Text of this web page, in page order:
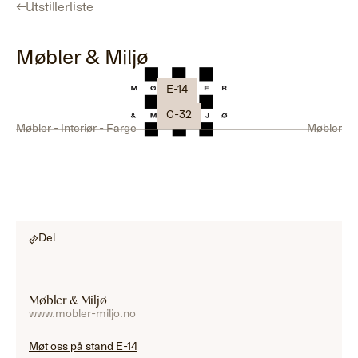
←Utstillerliste
Møbler & Miljø
E-14
C-32
Møbler - Interiør - Farge
Møbler
Del
Møbler & Miljø
www.mobler-miljo.no
Møt oss på stand E-14